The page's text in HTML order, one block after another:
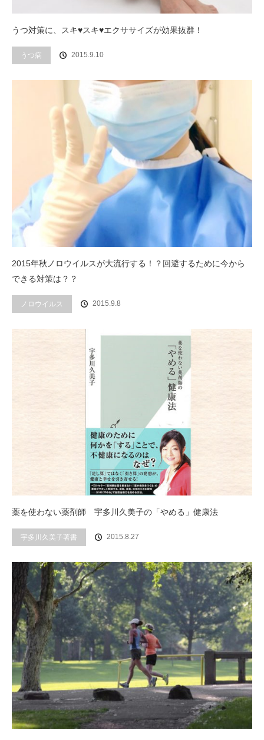
うつ対策に、スキ♥スキ♥エクササイズが効果抜群！
うつ病 2015.9.10
2015年秋ノロウイルスが大流行する！？回避するために今から
できる対策は？？
ノロウイルス 2015.9.8
薬を使わない薬剤師 宇多川久美子の「やめる」健康法
宇多川久美子著書 2015.8.27